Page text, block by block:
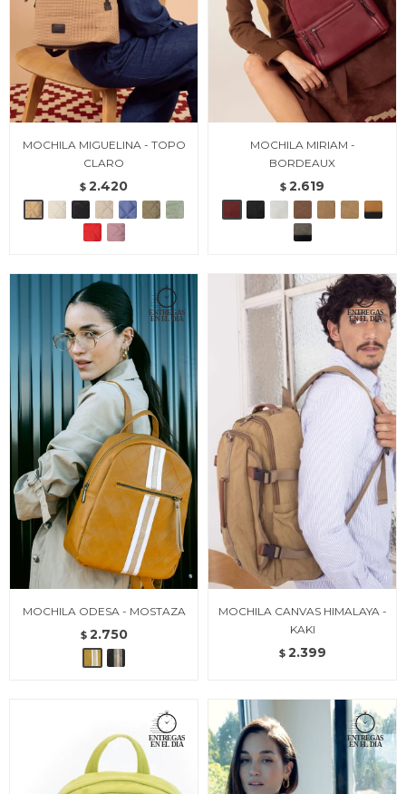
MOCHILA MIGUELINA - TOPO
CLARO
$ 2.420
MOCHILA MIRIAM -
BORDEAUX
$ 2.619
MOCHILA ODESA - MOSTAZA
$ 2.750
MOCHILA CANVAS HIMALAYA -
KAKI
$ 2.399